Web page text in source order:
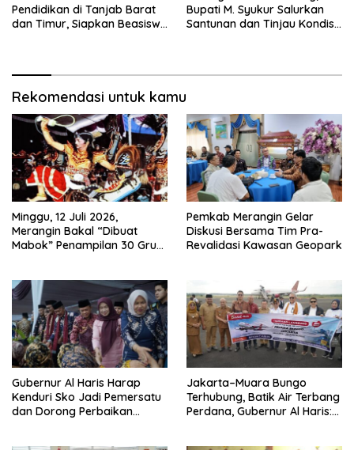
Pendidikan di Tanjab Barat
dan Timur, Siapkan Beasiswa
Bupati M. Syukur Salurkan
Santunan dan Tinjau Kondisi
Rekomendasi untuk kamu
Minggu, 12 Juli 2026,
Merangin Bakal “Dibuat
Mabok” Penampilan 30 Grup
Pemkab Merangin Gelar
Diskusi Bersama Tim Pra-
Revalidasi Kawasan Geopark
Gubernur Al Haris Harap
Kenduri Sko Jadi Pemersatu
dan Dorong Perbaikan
Jakarta–Muara Bungo
Terhubung, Batik Air Terbang
Perdana, Gubernur Al Haris: